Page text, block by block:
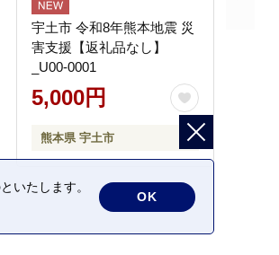
宇土市 令和8年熊本地震 災
害支援【返礼品なし】
_U00-0001
5,000円
熊本県 宇土市
いたします。
OK